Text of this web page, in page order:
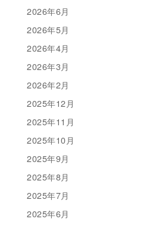
2026年6月
2026年5月
2026年4月
2026年3月
2026年2月
2025年12月
2025年11月
2025年10月
2025年9月
2025年8月
2025年7月
2025年6月